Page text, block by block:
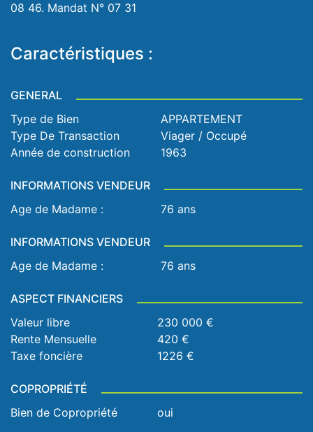
08 46. Mandat N° 07 31
Caractéristiques :
GENERAL
Type de Bien
APPARTEMENT
Type De Transaction
Viager / Occupé
Année de construction
1963
INFORMATIONS VENDEUR
Age de Madame :
76 ans
INFORMATIONS VENDEUR
Age de Madame :
76 ans
ASPECT FINANCIERS
Valeur libre
230 000 €
Rente Mensuelle
420 €
Taxe foncière
1226 €
COPROPRIÉTÉ
Bien de Copropriété
oui